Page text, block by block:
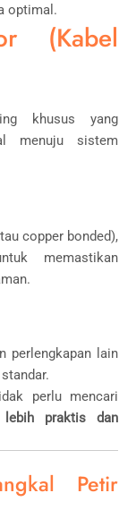
optimal.
(Kabel
khusus yang
menuju sistem
copper bonded),
memastikan
perlengkapan lain
perlu mencari
lebih praktis dan
Petir